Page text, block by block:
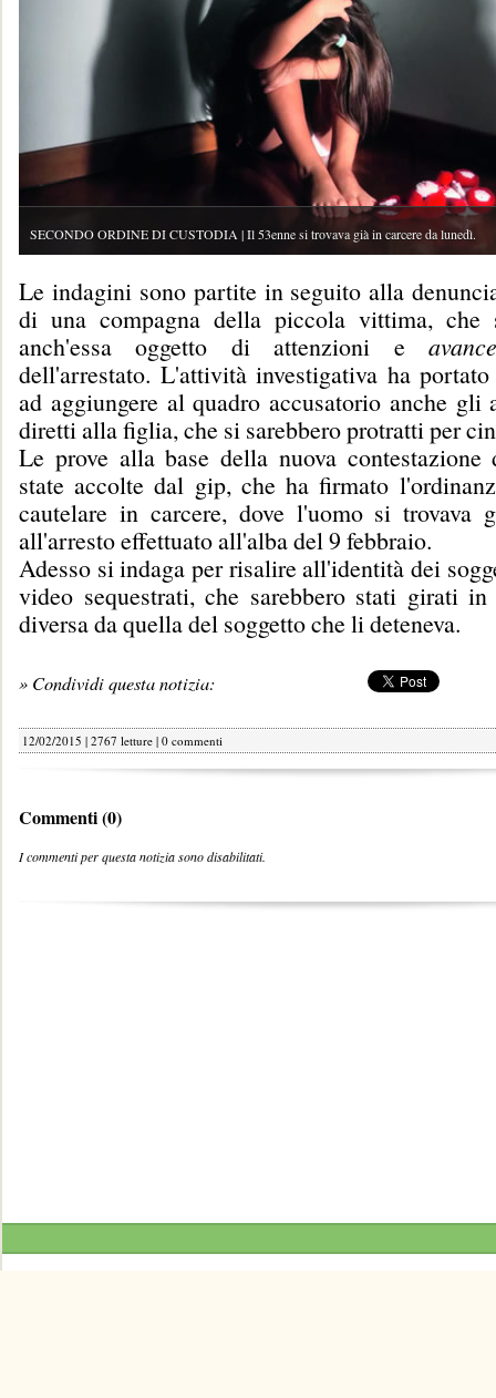
SECONDO ORDINE DI CUSTODIA | Il 53enne si trovava già in carcere da lunedì.
Le indagini sono partite in seguito alla
di una compagna della piccola vittima, che
anch'essa oggetto di attenzioni e
dell'arrestato. L'attività investigativa ha
ad aggiungere al quadro accusatorio anche gli
diretti alla figlia, che si sarebbero protratti per
Le prove alla base della nuova contestazione
state accolte dal gip, che ha firmato
cautelare in carcere, dove l'uomo si trovava
all'arresto effettuato all'alba del 9 febbraio.
Adesso si indaga per risalire all'identità dei
video sequestrati, che sarebbero stati girati in
diversa da quella del soggetto che li deteneva.
» Condividi questa notizia:
12/02/2015 | 2767 letture | 0 commenti
Commenti (0)
I commenti per questa notizia sono disabilitati.